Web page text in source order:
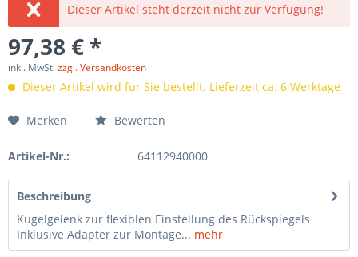
Dieser Artikel steht derzeit nicht zur Verfügung!
97,38 € *
inkl. MwSt.zzgl. Versandkosten
Dieser Artikel wird für Sie bestellt. Lieferzeit ca. 6 Werktage
Merken Bewerten
Artikel-Nr.: 64112940000
Beschreibung
Kugelgelenk zur flexiblen Einstellung des Rückspiegels
Inklusive Adapter zur Montage... mehr